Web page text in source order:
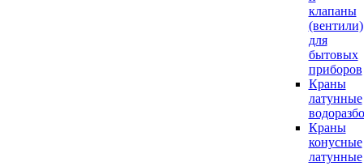
клапаны
(вентили)
для
бытовых
приборов
Краны
латунные
Краны
конусные
латунные